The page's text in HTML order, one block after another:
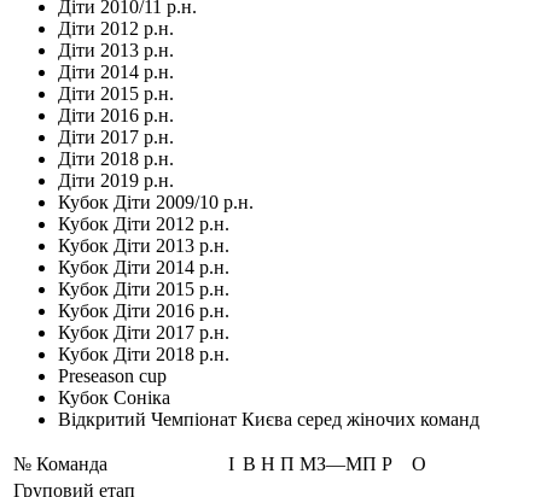
Діти 2010/11 р.н.
Діти 2012 р.н.
Діти 2013 р.н.
Діти 2014 р.н.
Діти 2015 р.н.
Діти 2016 р.н.
Діти 2017 р.н.
Діти 2018 р.н.
Діти 2019 р.н.
Кубок Діти 2009/10 р.н.
Кубок Діти 2012 р.н.
Кубок Діти 2013 р.н.
Кубок Діти 2014 р.н.
Кубок Діти 2015 р.н.
Кубок Діти 2016 р.н.
Кубок Діти 2017 р.н.
Кубок Діти 2018 р.н.
Preseason cup
Кубок Соніка
Відкритий Чемпіонат Києва серед жіночих команд
№ Команда І В Н П МЗ—МП Р
О
Груповий етап